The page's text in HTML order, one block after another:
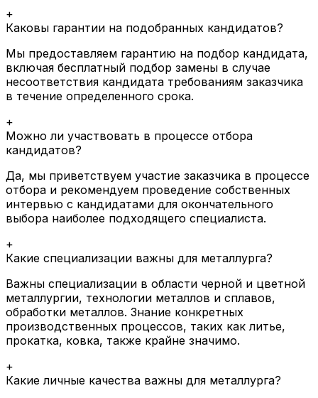
+
Каковы гарантии на подобранных кандидатов?
Мы предоставляем гарантию на подбор кандидата,
включая бесплатный подбор замены в случае
несоответствия кандидата требованиям заказчика
в течение определенного срока.
+
Можно ли участвовать в процессе отбора
кандидатов?
Да, мы приветствуем участие заказчика в процессе
отбора и рекомендуем проведение собственных
интервью с кандидатами для окончательного
выбора наиболее подходящего специалиста.
+
Какие специализации важны для металлурга?
Важны специализации в области черной и цветной
металлургии, технологии металлов и сплавов,
обработки металлов. Знание конкретных
производственных процессов, таких как литье,
прокатка, ковка, также крайне значимо.
+
Какие личные качества важны для металлурга?